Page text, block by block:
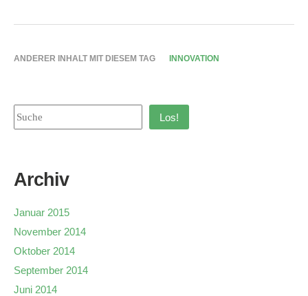
ANDERER INHALT MIT DIESEM TAG INNOVATION
Los!
Archiv
Januar 2015
November 2014
Oktober 2014
September 2014
Juni 2014